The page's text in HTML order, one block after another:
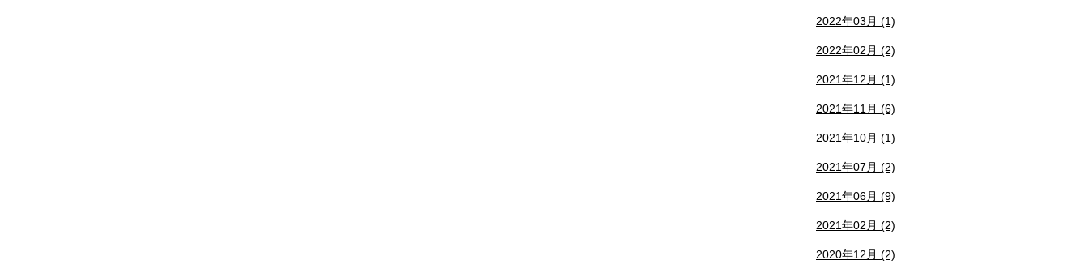
2022年03月 (1)
2022年02月 (2)
2021年12月 (1)
2021年11月 (6)
2021年10月 (1)
2021年07月 (2)
2021年06月 (9)
2021年02月 (2)
2020年12月 (2)